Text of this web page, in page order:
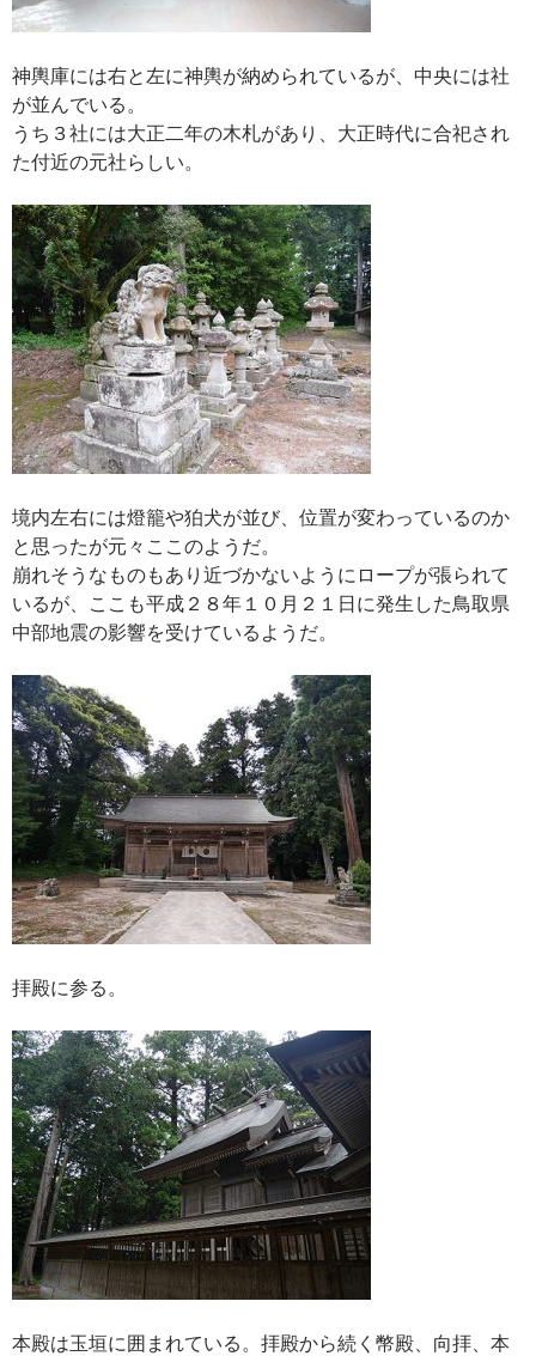
神輿庫には右と左に神輿が納められているが、中央には社
が並んでいる。
うち３社には大正二年の木札があり、大正時代に合祀され
た付近の元社らしい。
境内左右には燈籠や狛犬が並び、位置が変わっているのか
と思ったが元々ここのようだ。
崩れそうなものもあり近づかないようにロープが張られて
いるが、ここも平成２８年１０月２１日に発生した鳥取県
中部地震の影響を受けているようだ。
拝殿に参る。
本殿は玉垣に囲まれている。拝殿から続く幣殿、向拝、本